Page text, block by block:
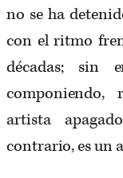
no se ha
con el ritmo
décadas; sin
artista
contrario, es un